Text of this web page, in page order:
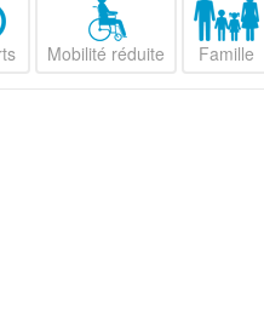
Hôtels, ...
Visiter
Mobilité réduite Famille